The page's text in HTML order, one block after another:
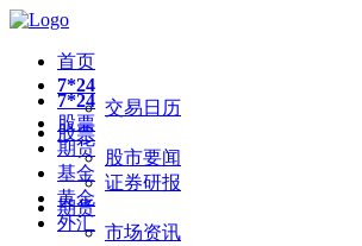
首页
7*24
交易日历
股票
股市要闻
证券研报
期货
市场资讯
7*24
股票
期货
基金
黄金
外汇